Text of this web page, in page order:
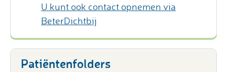
U kunt ook contact opnemen via
BeterDichtbij
Patiëntenfolders